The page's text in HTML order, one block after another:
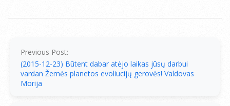
Previous Post:
(2015-12-23) Būtent dabar atėjo laikas jūsų darbui
vardan Žemės planetos evoliucijų gerovės! Valdovas
Morija